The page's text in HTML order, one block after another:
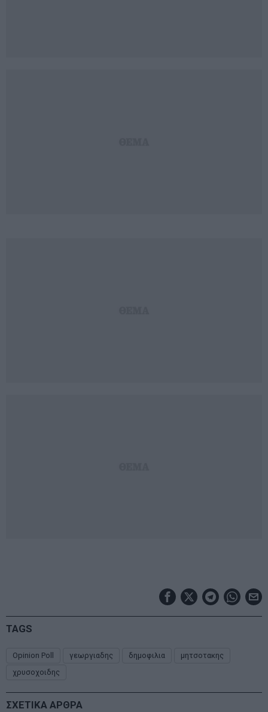
TAGS
Opinion Poll γεωργιαδης δημοφιλια
μητσοτακης
χρυσοχοιδης
ΣΧΕΤΙΚΑ ΑΡΘΡΑ